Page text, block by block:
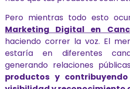
Pero mientras todo esto
Marketing Digital en
haciendo correr la voz. El
estaría en diferentes
generando relaciones
productos y